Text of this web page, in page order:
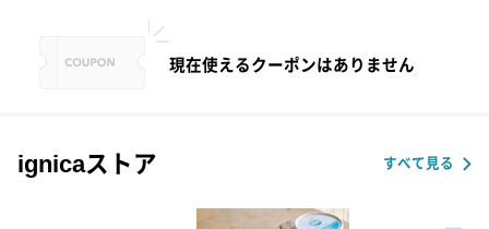
現在使えるクーポンはありません
ignicaストア すべて見る